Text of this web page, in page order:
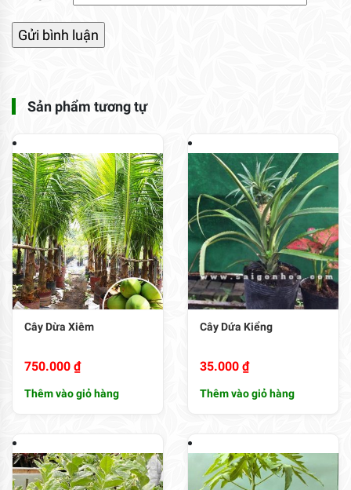
Sản phẩm tương tự
Cây Dừa Xiêm
750.000 ₫
Thêm vào giỏ hàng
Cây Dứa Kiểng
35.000 ₫
Thêm vào giỏ hàng